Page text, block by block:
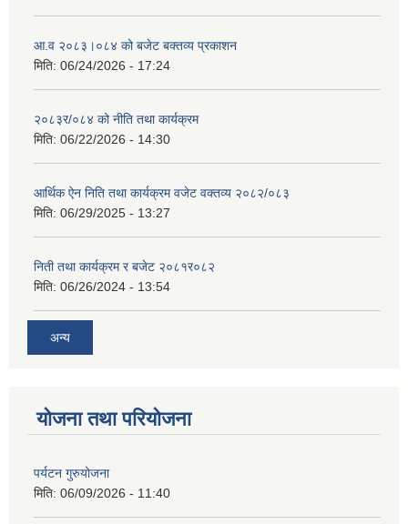
आ.व २०८३।०८४ को बजेट बक्तव्य प्रकाशन
मिति: 06/24/2026 - 17:24
२०८३र/०८४ को नीति तथा कार्यक्रम
मिति: 06/22/2026 - 14:30
आर्थिक ऐन निति तथा कार्यक्रम वजेट वक्तव्य २०८२/०८३
मिति: 06/29/2025 - 13:27
निती तथा कार्यक्रम र बजेट २०८१र०८२
मिति: 06/26/2024 - 13:54
अन्य
योजना तथा परियोजना
पर्यटन गुरुयोजना
मिति: 06/09/2026 - 11:40